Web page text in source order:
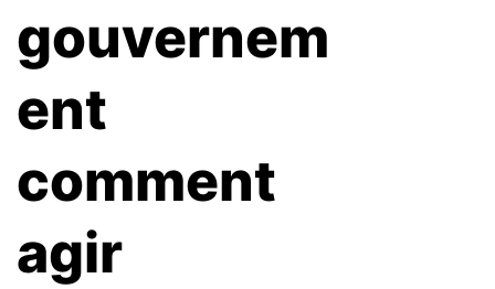
gouvernem
ent
comment
agir